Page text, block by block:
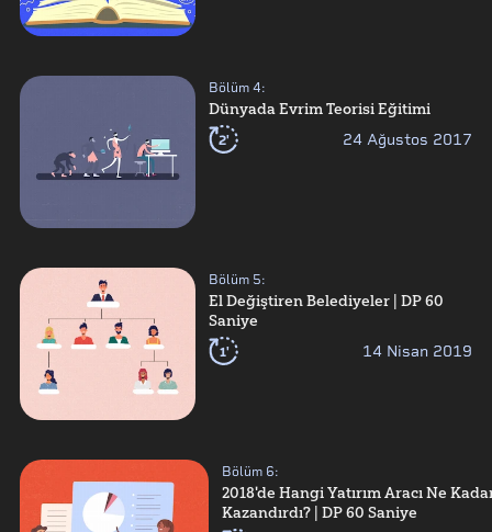
Bölüm 4:
Dünyada Evrim Teorisi Eğitimi
2' 24 Ağustos 2017
Bölüm 5:
El Değiştiren Belediyeler | DP 60
Saniye
1' 14 Nisan 2019
Bölüm 6:
2018'de Hangi Yatırım Aracı Ne
Kazandırdı? | DP 60 Saniye